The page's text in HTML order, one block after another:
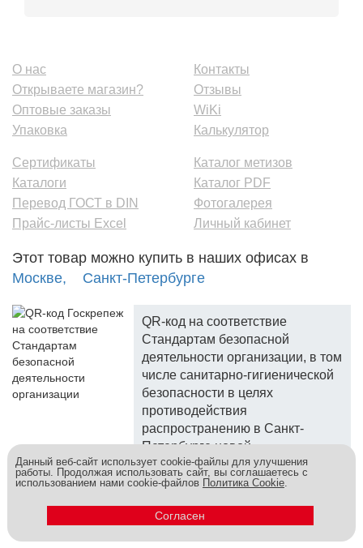
О нас
Открываете магазин?
Оптовые заказы
Упаковка
Контакты
Отзывы
WiKi
Калькулятор
Сертификаты
Каталоги
Перевод ГОСТ в DIN
Прайс-листы Excel
Каталог метизов
Каталог PDF
Фотогалерея
Личный кабинет
Этот товар можно купить в наших офисах в
Москве,
Санкт-Петербурге
QR-код на соответствие
Стандартам безопасной
деятельности организации, в том
числе санитарно-гигиенической
безопасности в целях
противодействия
распространению в Санкт-
Петербурге новой
коронавирусной инфекции.
Метизы и крепеж оптом - это к нам! © 2026
Данный веб-сайт использует cookie-файлы для улучшения
работы. Продолжая использовать сайт, вы соглашаетесь с
использованием нами cookie-файлов Политика Cookie.
Согласен